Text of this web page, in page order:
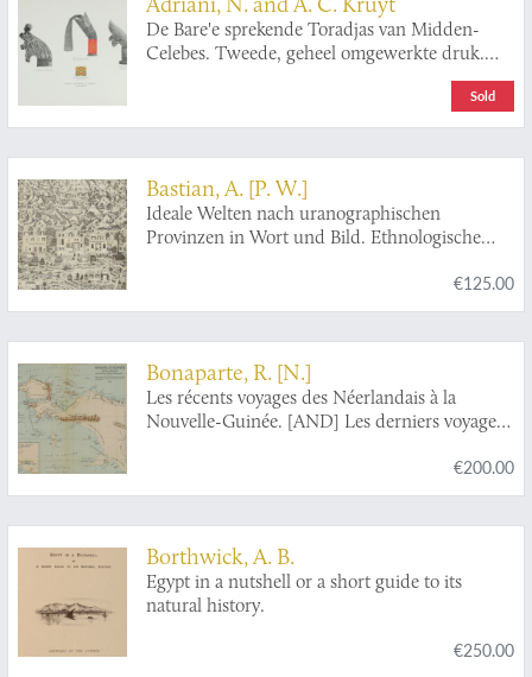
De Bare'e sprekende Toradjas van Midden-
Celebes. Tweede, geheel omgewerkte druk.
Sold
Bastian, A. [P. W.]
Ideale Welten nach uranographischen
Provinzen in Wort und Bild. Ethnologische
der Indischen Völkerkunde. [Complete].€125.00
Bonaparte, R. [N.]
Les récents voyages des Néerlandais à la
Nouvelle-Guinée. [AND] Les derniers voyages
€200.00
Borthwick, A. B.
Egypt in a nutshell or a short guide to its
natural history.
€250.00